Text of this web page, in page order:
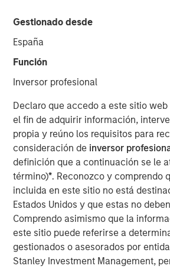
Gestionado desde
España
Función
Inversor profesional
Declaro que accedo a este sitio web
el fin de adquirir información,
propia y reúno los requisitos para
consideración de inversor
definición que a continuación se le
término)*. Reconozco y comprendo
incluida en este sitio no está
Estados Unidos y que estas no
Comprendo asimismo que la
este sitio puede referirse a
gestionados o asesorados por
Stanley Investment Management,
about the private markets
asset class views, and explored the
Portfolio Solutions Group
The Portfolio Solutions Group is a
asset business, with activity across
and types (traditional and
that span fully liquid (public assets),
(public and private assets) and fully
Offerings are delivered via a
in discretionary or advisory format.
ARTÍCULOS RELACIONADOS